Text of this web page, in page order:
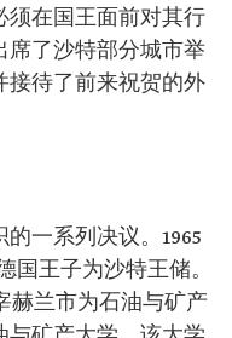
须在国王面前对其行
席了沙特部分城市举
接待了前来祝贺的外
一系列决议。1965
国王子为沙特王储。
赫兰市为石油与矿产